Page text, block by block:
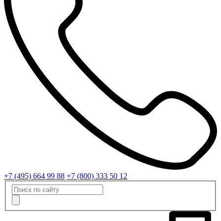
+7 (495) 664 99 88 +7 (800) 333 50 12